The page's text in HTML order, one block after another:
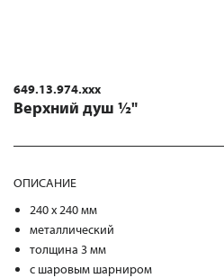
649.13.974.xxx
Верхний душ ½"
ОПИСАНИЕ
240 x 240 мм
металлический
толщина 3 мм
с шаровым шарниром